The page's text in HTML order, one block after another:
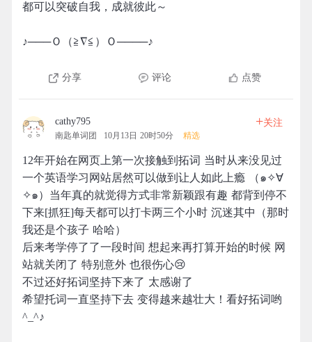
都可以突破自我，成就彼此～
♪───Ｏ（≧∇≦）Ｏ────♪
分享 评论 点赞
cathy795
南匙单词团 10月13日 20时50分 精选
+关注
12年开始在网页上第一次接触到拓词 当时从来没见过
一个英语学习网站居然可以做到让人如此上瘾 （๑✧∀
✧๑）当年真的就觉得方式非常新颖跟有趣 都背到停不
下来[抓狂]每天都可以打卡两三个小时 沉迷其中（那时
我还是个孩子 哈哈）
后来考学停了了一段时间 想起来再打算开始的时候 网
站就关闭了 特别意外 也很伤心😢
不过还好拓词坚持下来了 太感谢了
希望托词一直坚持下去 变得越来越壮大！看好拓词哟
^_^♪